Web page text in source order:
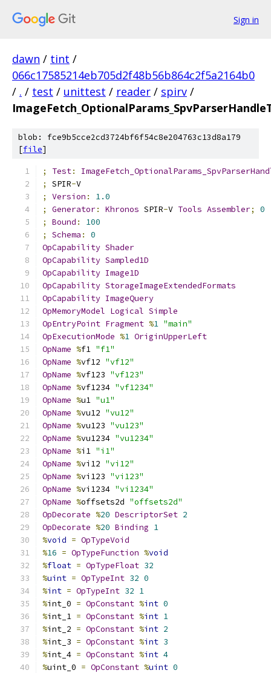
Sign in
dawn / tint /
066c17585214eb705d2f48b56b864c2f5a2164b0
/ . / test / unittest / reader / spirv /
blob: fce9b5cce2cd3724bf6f54c8e204763c13d8a179
[file]
; Test:
;
SPIR-V
;
Version :
1.0
;
Generator: Khronos SPIR-V Tools Assembler;
0
;
Bound :
100
;
Schema :
0
OpCapability Shader
OpCapability Sampled1D
OpCapability Image1D
OpCapability StorageImageExtendedFormats
OpCapability ImageQuery
OpMemoryModel Logical Simple
OpEntryPoint Fragment %1 "main"
OpExecutionMode %1 OriginUpperLeft
OpName %f1 "f1"
OpName %vf12 "vf12"
OpName %vf123 "vf123"
OpName %vf1234 "vf1234"
OpName %u1 "u1"
OpName %vu12 "vu12"
OpName %vu123 "vu123"
OpName %vu1234 "vu1234"
OpName %i1 "i1"
OpName %vi12 "vi12"
OpName %vi123 "vi123"
OpName %vi1234 "vi1234"
OpName %offsets2d "offsets2d"
OpDecorate %20 DescriptorSet 2
OpDecorate %20 Binding 1
%void = OpTypeVoid
%16 = OpTypeFunction %void
%float = OpTypeFloat 32
%uint = OpTypeInt 32 0
%int = OpTypeInt 32 1
%int_0 = OpConstant %int 0
%int_1 = OpConstant %int 1
%int_2 = OpConstant %int 2
%int_3 = OpConstant %int 3
%int_4 = OpConstant %int 4
%uint_0 = OpConstant %uint 0